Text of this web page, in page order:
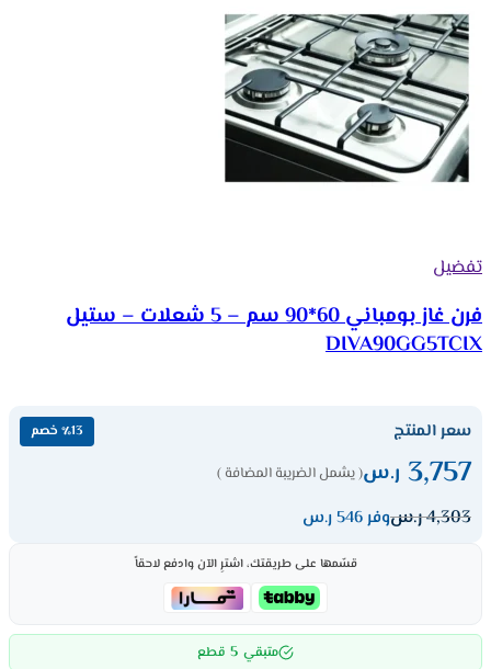
تفضيل
فرن غاز بومباني 60*90 سم – 5 شعلات – ستيل
DIVA90GG5TCIX
سعر المنتج ٪13 خصم
3,757 ر.س( يشمل الضريبة المضافة )
4,303ر.سوفر 546 ر.س
قسّمها على طريقتك، اشترِ الآن وادفع لاحقاً
متبقي 5 قطع